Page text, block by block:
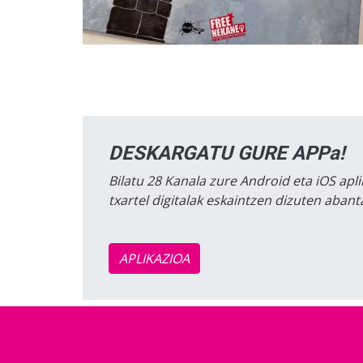
DESKARGATU GURE APPa!
Bilatu 28 Kanala zure Android eta iOS
txartel digitalak eskaintzen dizuten
APLIKAZIOA